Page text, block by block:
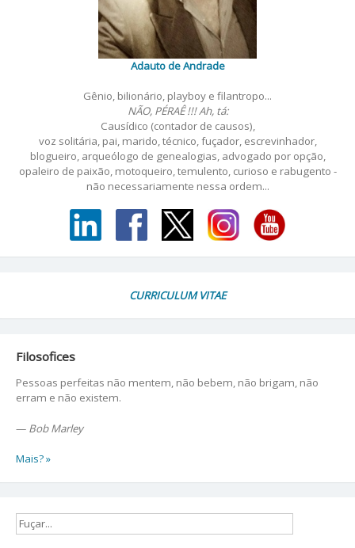
Adauto de Andrade
Gênio, bilionário, playboy e filantropo...
NÃO, PÉRAÊ !!! Ah, tá:
Causídico (contador de causos),
voz solitária, pai, marido, técnico, fuçador, escrevinhador,
blogueiro, arqueólogo de genealogias, advogado por opção,
opaleiro de paixão, motoqueiro, temulento, curioso e rabugento -
não necessariamente nessa ordem...
CURRICULUM VITAE
Filosofices
Pessoas perfeitas não mentem, não bebem, não brigam, não
erram e não existem.
— Bob Marley
Mais? »